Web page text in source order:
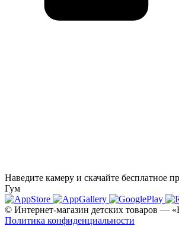
Наведите камеру и скачайте бесплатное
Гум
© Интернет-магазин детских товаров —
Политика конфиденциальности